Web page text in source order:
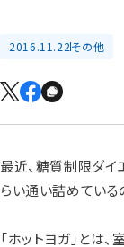
2016.11.22その他
最近、糖質制限ダイ
らい通い詰めている
「ホットヨガ」とは